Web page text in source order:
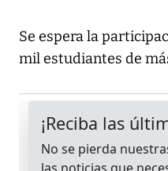
Se espera la
mil estudiantes de